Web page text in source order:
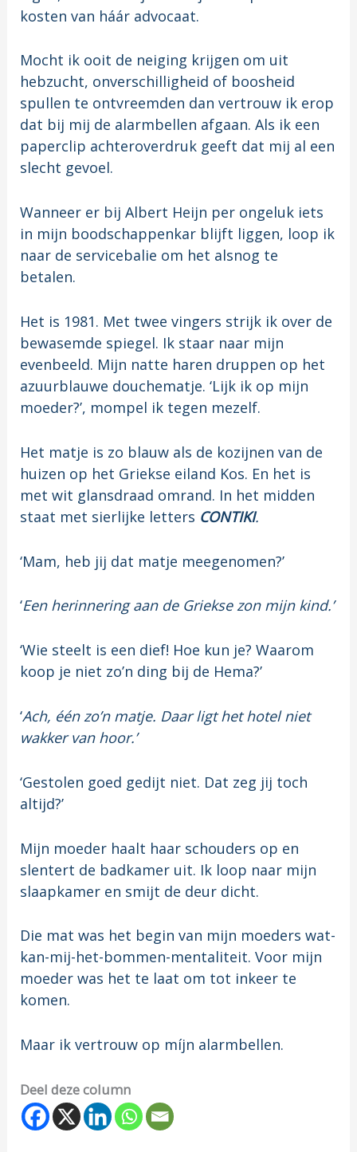
kosten van háár advocaat.
Mocht ik ooit de neiging krijgen om uit
hebzucht, onverschilligheid of boosheid
spullen te ontvreemden dan vertrouw ik erop
dat bij mij de alarmbellen afgaan. Als ik een
paperclip achteroverdruk geeft dat mij al een
slecht gevoel.
Wanneer er bij Albert Heijn per ongeluk iets
in mijn boodschappenkar blijft liggen, loop ik
naar de servicebalie om het alsnog te
betalen.
Het is 1981. Met twee vingers strijk ik over de
bewasemde spiegel. Ik staar naar mijn
evenbeeld. Mijn natte haren druppen op het
azuurblauwe douchematje. ‘Lijk ik op mijn
moeder?’, mompel ik tegen mezelf.
Het matje is zo blauw als de kozijnen van de
huizen op het Griekse eiland Kos. En het is
met wit glansdraad omrand. In het midden
staat met sierlijke letters CONTIKI.
‘Mam, heb jij dat matje meegenomen?’
‘Een herinnering aan de Griekse zon mijn kind.’
‘Wie steelt is een dief! Hoe kun je? Waarom
koop je niet zo’n ding bij de Hema?’
‘Ach, één zo’n matje. Daar ligt het hotel niet
wakker van hoor.’
‘Gestolen goed gedijt niet. Dat zeg jij toch
altijd?’
Mijn moeder haalt haar schouders op en
slentert de badkamer uit. Ik loop naar mijn
slaapkamer en smijt de deur dicht.
Die mat was het begin van mijn moeders wat-
kan-mij-het-bommen-mentaliteit. Voor mijn
moeder was het te laat om tot inkeer te
komen.
Maar ik vertrouw op míjn alarmbellen.
Deel deze column